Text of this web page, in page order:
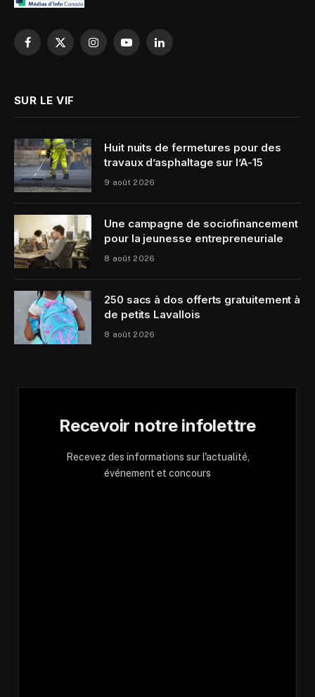
Facebook
X
InstagramYouTubeLinkedIn
SUR LE VIF
Huit nuits de fermetures pour des
travaux d’asphaltage sur l’A-15
9 août 2026
Une campagne de sociofinancement
pour la jeunesse entrepreneuriale
8 août 2026
250 sacs à dos offerts gratuitement à
de petits Lavallois
8 août 2026
Recevoir notre infolettre
Recevez des informations sur l'actualité,
événement et concours